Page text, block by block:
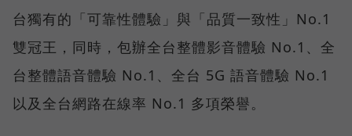
台獨有的「可靠性體驗」與「品質一致性」No.1
雙冠王，同時，包辦全台整體影音體驗 No.1、全
台整體語音體驗 No.1、全台 5G 語音體驗 No.1
以及全台網路在線率 No.1 多項榮譽。